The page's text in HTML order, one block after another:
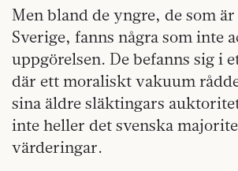
Men bland de yngre, de som
Sverige, fanns några som inte
uppgörelsen. De befanns sig i
där ett moraliskt vakuum
sina äldre släktingars
inte heller det svenska
värderingar.